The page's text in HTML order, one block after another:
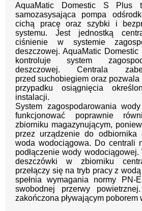
AquaMatic Domestic S Plus
samozasysająca pompa
cichą pracę oraz szybki i
systemu. Jest jednostką
ciśnienie w systemie
deszczowej. AquaMatic
kontroluje system
deszczowej.Centrala
przedsuchobiegiem oraz pozwala
przypadku osiągnięcia
instalacji.
System zagospodarowania
funkcjonować poprawnie
zbiorniku magazynującym,
przez urządzenie do odbiornika
woda wodociągowa. Do centrali
podłączenie wody wodociągowej.
deszczówki w zbiorniku
przełączy się na tryb pracy z
spełnia wymagania normy PN-
swobodnej przerwy
zakończona pływającym poborem